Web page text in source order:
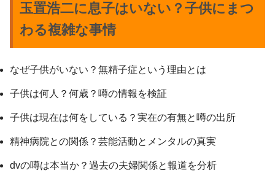
玉置浩二に息子はいない？子供にまつ
わる複雑な事情
なぜ子供がいない？無精子症という理由とは
子供は何人？何歳？噂の情報を検証
子供は現在は何をしている？実在の有無と噂の出所
精神病院との関係？芸能活動とメンタルの真実
dvの噂は本当か？過去の夫婦関係と報道を分析